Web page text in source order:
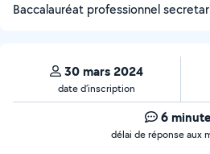
Baccalauréat professionnel
30 mars 2024
date d’inscription
6
délai de réponse aux